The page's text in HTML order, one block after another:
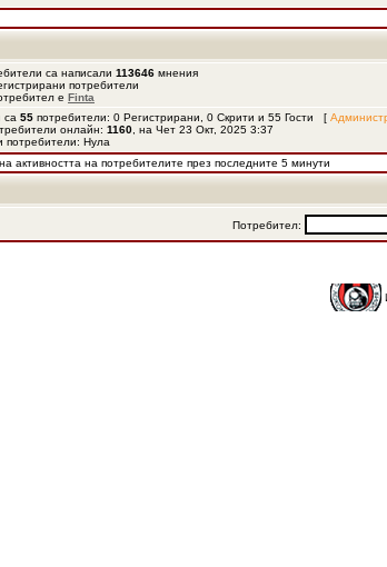
са написали 113646 мнения
потребители
е Finta
са 55 потребители: 0 Регистрирани, 0 Скрити и 55 Гости [
онлайн: 1160 , на Чет 23 Окт, 2025 3:37
потребители: Нула
активността на потребителите през последните 5 минути
Потребител: